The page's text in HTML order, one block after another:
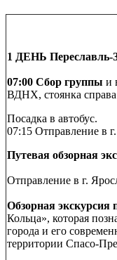
1 ДЕНЬ Переславль-
07:00 Сбор группы и
ВДНХ, стоянка
Посадка в автобус.
07:15 Отправление в
Путевая обзорная
Отправление в г.
Обзорная экскурсия
Кольца», которая
города и его
территории Спасо-